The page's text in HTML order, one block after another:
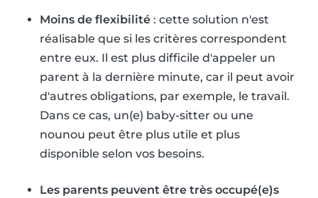
Moins de flexibilité : cette solution n'est
réalisable que si les critères correspondent
entre eux. Il est plus difficile d'appeler un
parent à la dernière minute, car il peut avoir
d'autres obligations, par exemple, le travail.
Dans ce cas, un(e) baby-sitter ou une
nounou peut être plus utile et plus
disponible selon vos besoins.
Les parents peuvent être très occupé(e)s